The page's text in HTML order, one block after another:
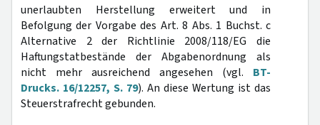
unerlaubten Herstellung erweitert und in
Befolgung der Vorgabe des Art. 8 Abs. 1 Buchst. c
Alternative 2 der Richtlinie 2008/118/EG die
Haftungstatbestände der Abgabenordnung als
nicht mehr ausreichend angesehen (vgl. BT-
Drucks. 16/12257, S. 79). An diese Wertung ist das
Steuerstrafrecht gebunden.